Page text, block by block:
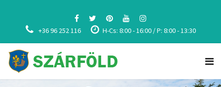
+36 96 252 116 H-Cs: 8:00 - 16:00 / P: 8:00 - 13:30